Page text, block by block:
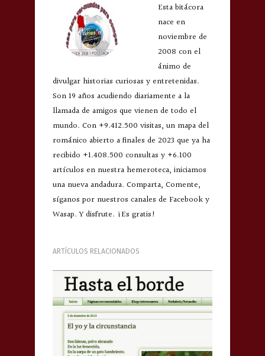
Esta bitácora
nace en
noviembre de
2008 con el
ánimo de
divulgar historias curiosas y entretenidas.
Son 19 años acudiendo diariamente a la
llamada de amigos que vienen de todo el
mundo. Con +9.412.500 visitas, un mapa del
románico abierto a finales de 2023 que ya ha
recibido +1.408.500 consultas y +6.100
artículos en nuestra hemeroteca, iniciamos
una nueva andadura. Comparta, Comente,
síganos por nuestros canales de Facebook y
Wasap. Y disfrute. ¡Es gratis!
ARTÍCULOS RELACIONADOS